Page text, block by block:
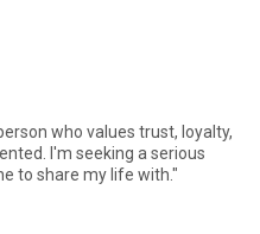
who values trust, loyalty,
I'm seeking a serious
to share my life with."